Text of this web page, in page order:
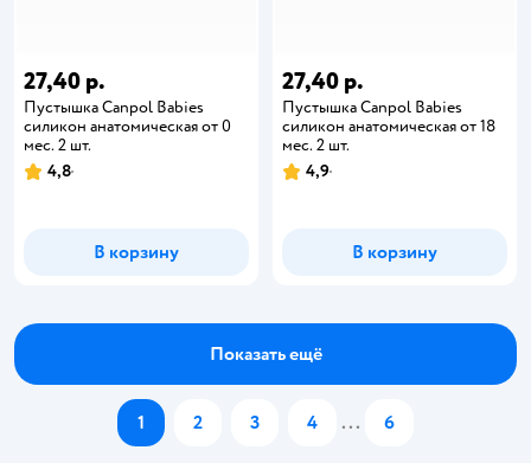
27,40 р.
Пустышка Canpol Babies
силикон анатомическая от 0
мес. 2 шт.
4,8
В корзину
27,40 р.
Пустышка Canpol Babies
силикон анатомическая от 18
мес. 2 шт.
4,9
В корзину
Показать ещё
1 2 3 4 ... 6